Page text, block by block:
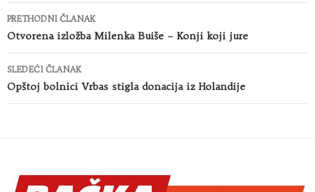
Kretanje
članaka
PRETHODNI ČLANAK
Otvorena izložba Milenka Buiše – Konji koji jure
SLEDEĆI ČLANAK
Opštoj bolnici Vrbas stigla donacija iz Holandije